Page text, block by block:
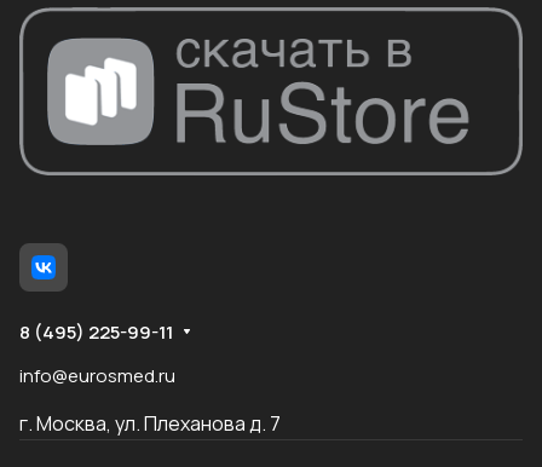
8 (495) 225-99-11
info@eurosmed.ru
г. Москва, ул. Плеханова д. 7